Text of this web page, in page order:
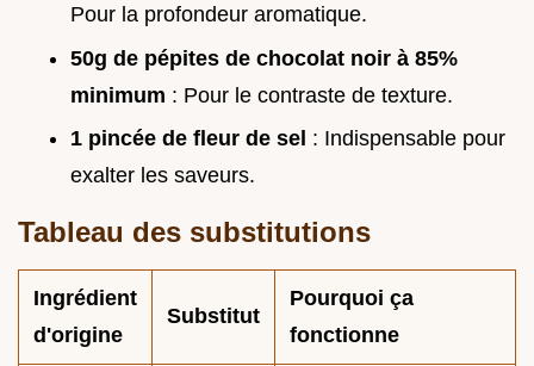
Pour la profondeur aromatique.
50g de pépites de chocolat noir à 85%
minimum : Pour le contraste de texture.
1 pincée de fleur de sel : Indispensable pour
exalter les saveurs.
Tableau des substitutions
Ingrédient
d'origine
Substitut
Pourquoi ça
fonctionne